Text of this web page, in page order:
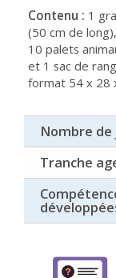
Contenu : 1
(50 cm de
10 palets
et 1 sac de
format 54 x 28
Nombre
Tranche